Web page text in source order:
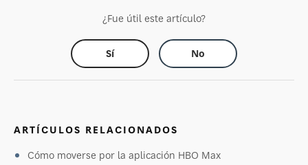
¿Fue útil este artículo?
Sí No
ARTÍCULOS RELACIONADOS
Cómo moverse por la aplicación HBO Max